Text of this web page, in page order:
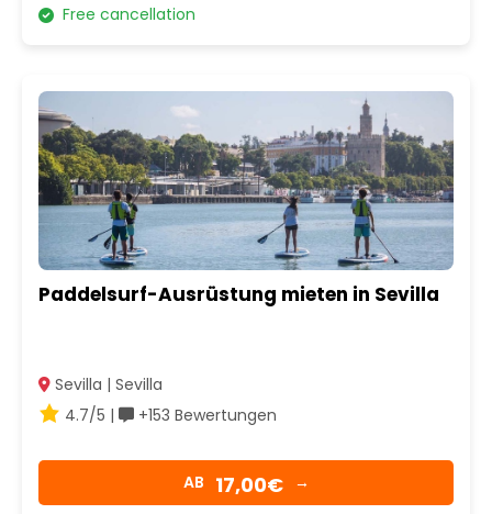
Free cancellation
Paddelsurf-Ausrüstung mieten in Sevilla
Sevilla | Sevilla
4.7/5 |
+153 Bewertungen
AB 17,00€ →